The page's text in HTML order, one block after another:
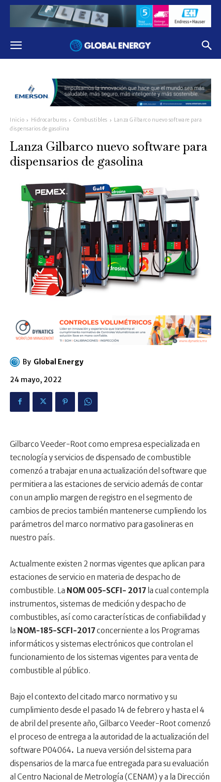
Inicio Hidrocarburos Combustibles
Lanza Gilbarco nuevo software para
dispensarios de gasolina
Lanza Gilbarco nuevo software para
dispensarios de gasolina
By Global Energy
24 mayo, 2022
Gilbarco Veeder-Root como empresa especializada en
tecnología y servicios de dispensado de combustible
comenzó a trabajar en una actualización del software que
permitiera a las estaciones de servicio además de contar
con un amplio margen de registro en el segmento de
cambios de precios también mantenerse cumpliendo los
parámetros del marco normativo para gasolineras en
nuestro país.
Actualmente existen 2 normas vigentes que aplican para
estaciones de servicio en materia de despacho de
combustible. La NOM 005-SCFI- 2017 la cual contempla
instrumentos, sistemas de medición y despacho de
combustibles, así como características de confiabilidad y
la NOM-185-SCFI-2017concerniente a los Programas
informáticos y sistemas electrónicos que controlan el
funcionamiento de los sistemas vigentes para venta de
combustible al público.
Bajo el contexto del citado marco normativo y su
cumplimiento desde el pasado 14 de febrero y hasta el 4
de abril del presente año, Gilbarco Veeder-Root comenzó
el proceso de entrega a la autoridad de la actualización del
software P04064. La nueva versión del sistema para
dispensarios de la marca fue entregada para su evaluación
al Centro Nacional de Metrología (CENAM) y a la Dirección